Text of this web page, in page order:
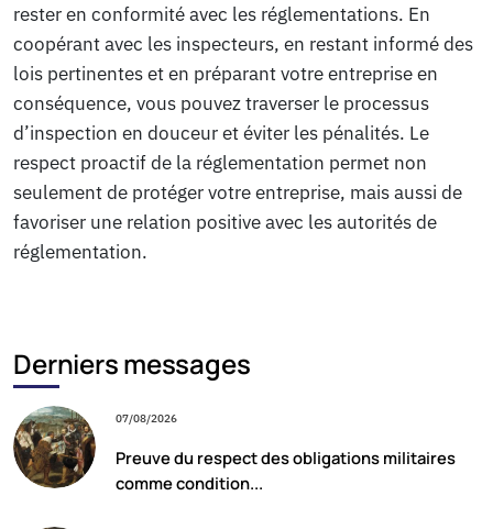
rester en conformité avec les réglementations. En
coopérant avec les inspecteurs, en restant informé des
lois pertinentes et en préparant votre entreprise en
conséquence, vous pouvez traverser le processus
d’inspection en douceur et éviter les pénalités. Le
respect proactif de la réglementation permet non
seulement de protéger votre entreprise, mais aussi de
favoriser une relation positive avec les autorités de
réglementation.
Derniers messages
07/08/2026
Preuve du respect des obligations militaires
comme condition...